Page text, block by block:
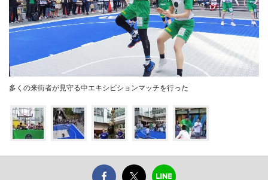
多くの来街者が見守る中エキシビションマッチを行った